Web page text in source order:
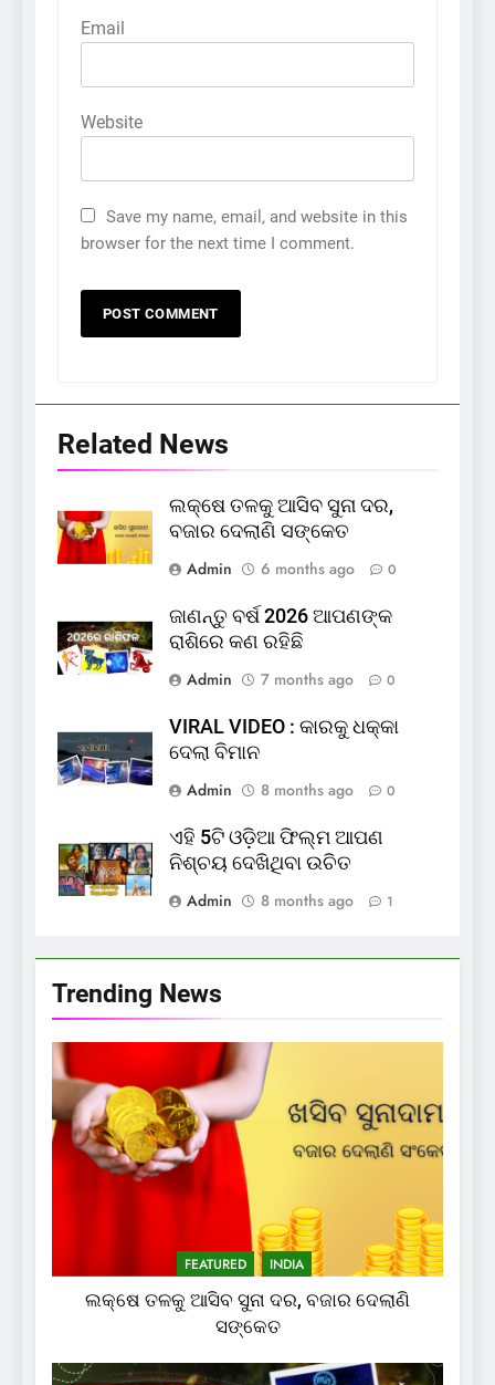
Email
Website
Save my name, email, and website in this
browser for the next time I comment.
Related News
ଲକ୍ଷେ ତଳକୁ ଆସିବ ସୁନା ଦର,
ବଜାର ଦେଲାଣି ସଙ୍କେତ
Admin
6 months ago 0
ଜାଣନ୍ତୁ ବର୍ଷ 2026 ଆପଣଙ୍କ
ରାଶିରେ କଣ ରହିଛି
Admin
7 months ago 0
VIRAL VIDEO : କାରକୁ ଧକ୍କା
ଦେଲା ବିମାନ
Admin
8 months ago 0
ଏହି 5ଟି ଓଡ଼ିଆ ଫିଲ୍ମ ଆପଣ
ନିଶ୍ଚୟ ଦେଖିଥିବା ଉଚିତ
Admin
8 months ago 1
Trending News
FEATURED INDIA
ଲକ୍ଷେ ତଳକୁ ଆସିବ ସୁନା ଦର, ବଜାର ଦେଲାଣି
ସଙ୍କେତ